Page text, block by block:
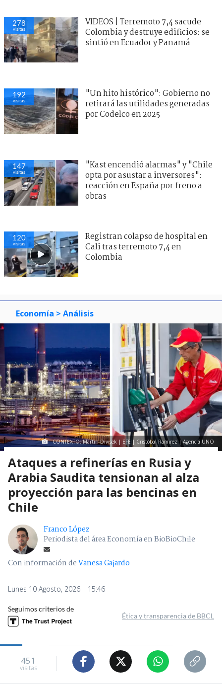
278
visitas
VIDEOS | Terremoto 7,4 sacude
Colombia y destruye edificios: se
sintió en Ecuador y Panamá
192
visitas
"Un hito histórico": Gobierno no
retirará las utilidades generadas
por Codelco en 2025
147
visitas
"Kast encendió alarmas" y "Chile
opta por asustar a inversores":
reacción en España por freno a
obras
120
visitas
Registran colapso de hospital en
Cali tras terremoto 7,4 en
Colombia
Economía > Análisis
CONTEXTO: Martin Divisek | EFE | Cristóbal Ramirez | Agencia UNO
Ataques a refinerías en Rusia y
Arabia Saudita tensionan al alza
proyección para las bencinas en
Chile
Franco López
Periodista del área Economía en BioBioChile
Con información deVanesa Gajardo
Lunes 10 Agosto, 2026 | 15:46
Seguimos criterios de
Ética y transparencia de BBCL
451
visitas